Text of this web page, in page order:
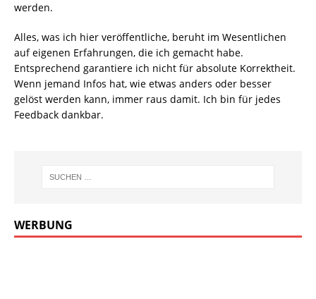
werden.
Alles, was ich hier veröffentliche, beruht im Wesentlichen
auf eigenen Erfahrungen, die ich gemacht habe.
Entsprechend garantiere ich nicht für absolute Korrektheit.
Wenn jemand Infos hat, wie etwas anders oder besser
gelöst werden kann, immer raus damit. Ich bin für jedes
Feedback dankbar.
WERBUNG